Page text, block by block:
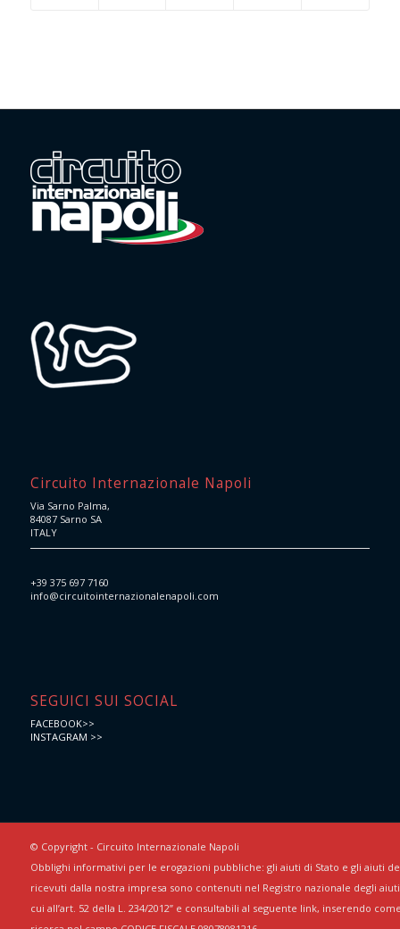
Circuito Internazionale Napoli
Via Sarno Palma,
84087 Sarno SA
ITALY
+39 375 697 7160
info@circuitointernazionalenapoli.com
SEGUICI SUI SOCIAL
FACEBOOK>>
INSTAGRAM >>
© Copyright - Circuito Internazionale Napoli
Obblighi informativi per le erogazioni pubbliche: gli aiuti di Stato e gli aiuti
ricevuti dalla nostra impresa sono contenuti nel Registro nazionale degli
cui all’art. 52 della L. 234/2012” e consultabili al seguente link, inserendo